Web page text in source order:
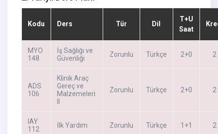
Kodu Ders Tür Dil
T+U
Saat
MYO
148
İş Sağlığı ve
Güvenliği
Zorunlu Türkçe 2+0 2
ADS
106
Klinik Araç
Gereç ve
Malzemeleri
Zorunlu Türkçe 2+0 2
IAY
112
İlk Yardım Zorunlu Türkçe 1+1 2